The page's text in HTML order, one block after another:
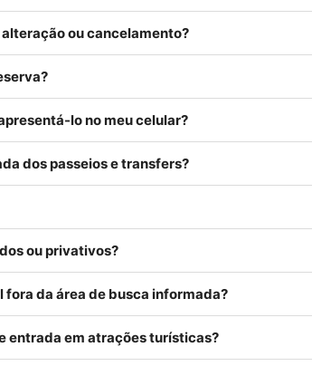
ou cancelamento?
lo no meu celular?
dos passeios e transfers?
ou privativos?
da área de busca informada?
entrada em atrações turísticas?